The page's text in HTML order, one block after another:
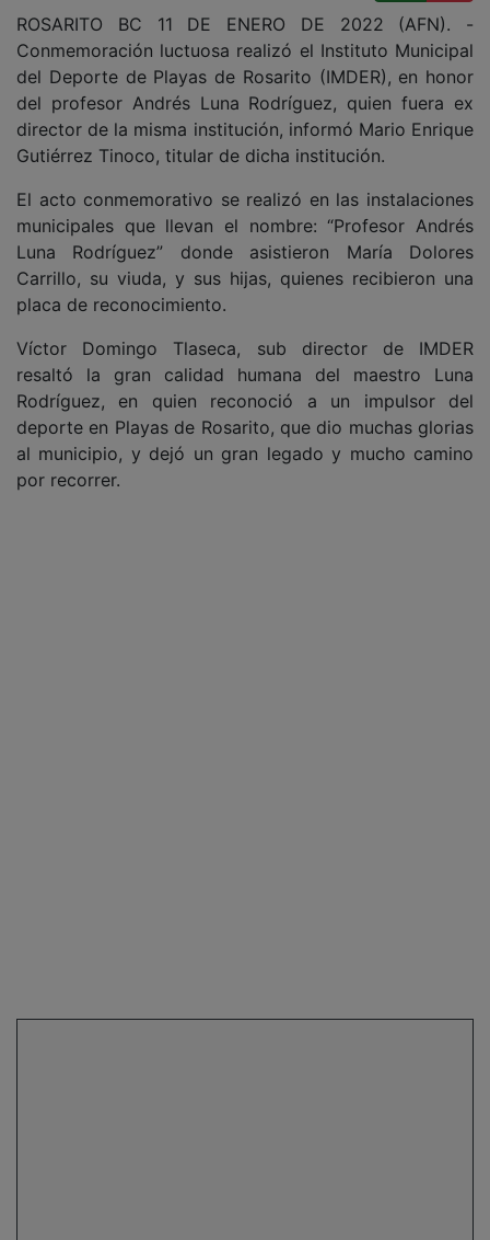
ROSARITO BC 11 DE ENERO DE 2022 (AFN). -
Conmemoración luctuosa realizó el Instituto Municipal
del Deporte de Playas de Rosarito (IMDER), en honor
del profesor Andrés Luna Rodríguez, quien fuera ex
director de la misma institución, informó Mario Enrique
Gutiérrez Tinoco, titular de dicha institución.
El acto conmemorativo se realizó en las instalaciones
municipales que llevan el nombre: “Profesor Andrés
Luna Rodríguez” donde asistieron María Dolores
Carrillo, su viuda, y sus hijas, quienes recibieron una
placa de reconocimiento.
Víctor Domingo Tlaseca, sub director de IMDER
resaltó la gran calidad humana del maestro Luna
Rodríguez, en quien reconoció a un impulsor del
deporte en Playas de Rosarito, que dio muchas glorias
al municipio, y dejó un gran legado y mucho camino
por recorrer.